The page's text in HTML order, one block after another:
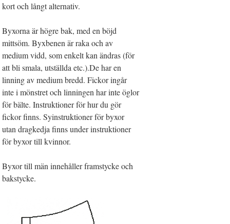
kort och långt alternativ.
Byxorna är högre bak, med en böjd
mittsöm. Byxbenen är raka och av
medium vidd, som enkelt kan ändras (för
att bli smala, utställda etc.).De har en
linning av medium bredd. Fickor ingår
inte i mönstret och linningen har inte öglor
för bälte. Instruktioner för hur du gör
fickor finns. Syinstruktioner för byxor
utan dragkedja finns under instruktioner
för byxor till kvinnor.
Byxor till män innehåller framstycke och
bakstycke.